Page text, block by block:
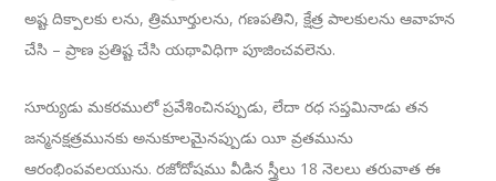
అష్ట దిక్పాలకు లను, త్రిమూర్తులను, గణపతిని, క్షేత్ర పాలకులను ఆవాహన
చేసి – ప్రాణ ప్రతిష్ట చేసి యథావిధిగా పూజించవలెను.
సూర్యుడు మకరములో ప్రవేశించినప్పుడు, లేదా రధ సప్తమినాడు తన
జన్మనక్షత్రమునకు అనుకూలమైనప్పుడు యీ వ్రతమును
ఆరంభింపవలయును. రజోదోషము వీడిన స్త్రీలు 18 నెలలు తరువాత ఈ